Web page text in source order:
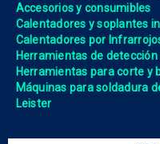
Accesorios y consumibles
Calentadores y soplantes
Calentadores por
Herramientas de
Herramientas para corte y
Máquinas para soldadura
Leister